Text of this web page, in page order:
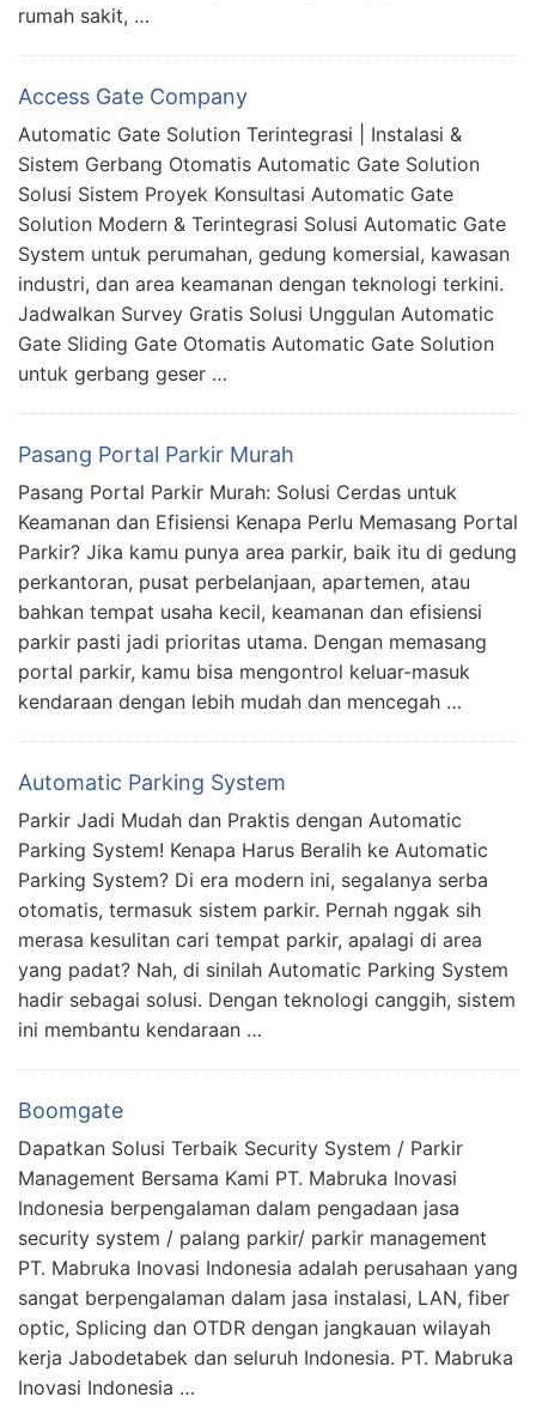
rumah sakit, …
Access Gate Company
Automatic Gate Solution Terintegrasi | Instalasi &
Sistem Gerbang Otomatis Automatic Gate Solution
Solusi Sistem Proyek Konsultasi Automatic Gate
Solution Modern & Terintegrasi Solusi Automatic Gate
System untuk perumahan, gedung komersial, kawasan
industri, dan area keamanan dengan teknologi terkini.
Jadwalkan Survey Gratis Solusi Unggulan Automatic
Gate Sliding Gate Otomatis Automatic Gate Solution
untuk gerbang geser …
Pasang Portal Parkir Murah
Pasang Portal Parkir Murah: Solusi Cerdas untuk
Keamanan dan Efisiensi Kenapa Perlu Memasang Portal
Parkir? Jika kamu punya area parkir, baik itu di gedung
perkantoran, pusat perbelanjaan, apartemen, atau
bahkan tempat usaha kecil, keamanan dan efisiensi
parkir pasti jadi prioritas utama. Dengan memasang
portal parkir, kamu bisa mengontrol keluar-masuk
kendaraan dengan lebih mudah dan mencegah …
Automatic Parking System
Parkir Jadi Mudah dan Praktis dengan Automatic
Parking System! Kenapa Harus Beralih ke Automatic
Parking System? Di era modern ini, segalanya serba
otomatis, termasuk sistem parkir. Pernah nggak sih
merasa kesulitan cari tempat parkir, apalagi di area
yang padat? Nah, di sinilah Automatic Parking System
hadir sebagai solusi. Dengan teknologi canggih, sistem
ini membantu kendaraan …
Boomgate
Dapatkan Solusi Terbaik Security System / Parkir
Management Bersama Kami PT. Mabruka Inovasi
Indonesia berpengalaman dalam pengadaan jasa
security system / palang parkir/ parkir management
PT. Mabruka Inovasi Indonesia adalah perusahaan yang
sangat berpengalaman dalam jasa instalasi, LAN, fiber
optic, Splicing dan OTDR dengan jangkauan wilayah
kerja Jabodetabek dan seluruh Indonesia. PT. Mabruka
Inovasi Indonesia …